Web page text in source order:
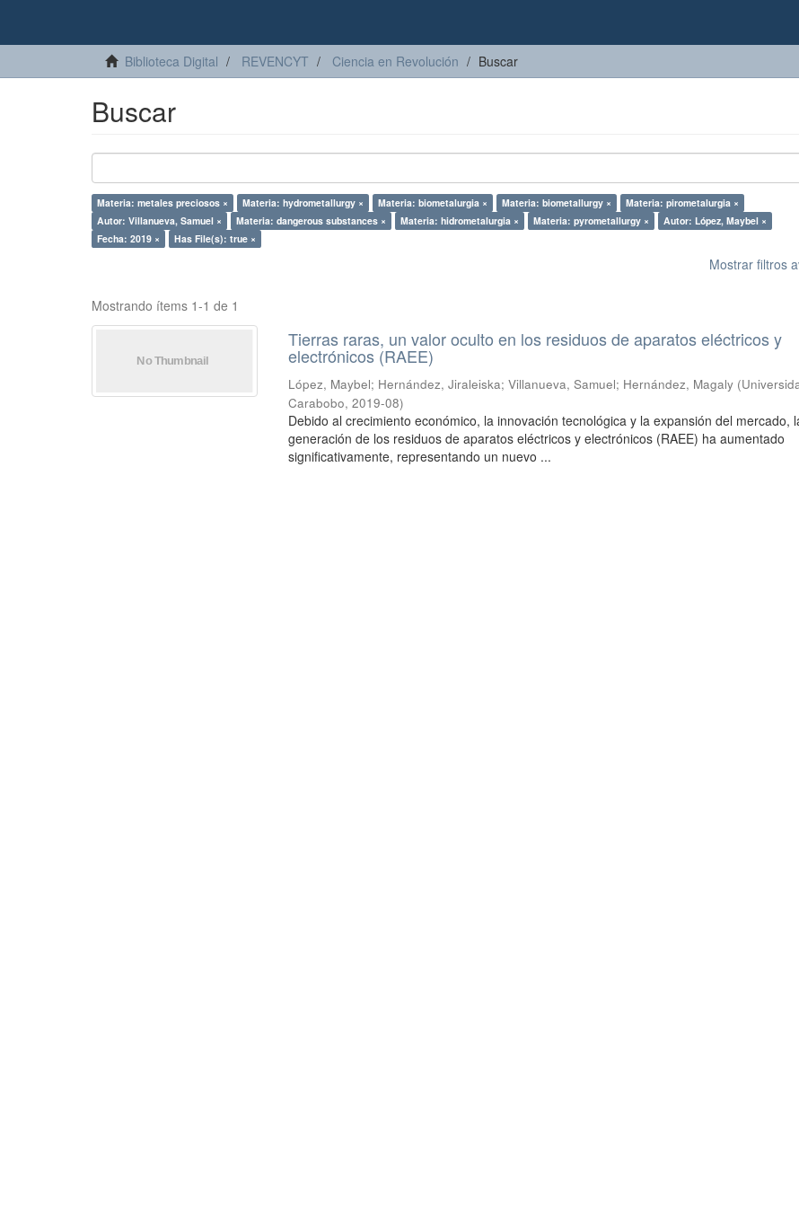
Biblioteca Digital REVENCYT Ciencia en Revolución Buscar
Buscar
Materia: metales preciosos × Materia: hydrometallurgy × Materia: biometalurgia × Materia: biometallurgy ×
Materia: pirometalurgia ×
Autor: Villanueva, Samuel ×
Materia: dangerous substances × Materia: hidrometalurgia × Materia: pyrometallurgy ×
Autor: López, Maybel ×
Fecha: 2019 ×
Has File(s): true ×
Mostrar filtros
Mostrando ítems 1-1 de 1
Tierras raras, un valor oculto en los residuos de aparatos eléctricos y
electrónicos (RAEE)
López, Maybel; Hernández, Jiraleiska;Villanueva, Samuel; Hernández, Magaly (
Carabobo,2019-08)
Debido al crecimiento económico, la innovación tecnológica y la expansión del mercado,
generación de los residuos de aparatos eléctricos y electrónicos (RAEE) ha aumentado
significativamente, representando un nuevo ...